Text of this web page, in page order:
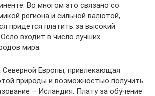
Во многом это связано со
региона и сильной валютой,
придется платить за высокий
входит в число лучших
мира.
Европы, привлекающая
природы и возможностью получить
– Исландия. Плату за обучение